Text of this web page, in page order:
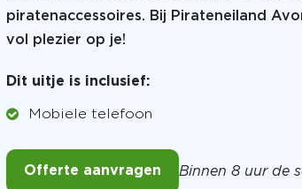
piratenaccessoires. Bij Pirateneiland
vol plezier op je!
Dit uitje is inclusief:
Mobiele telefoon
Offerte aanvragen Binnen 8 uur de